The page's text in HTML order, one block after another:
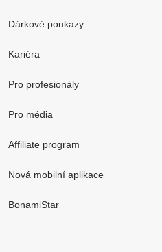
Dárkové poukazy
Kariéra
Pro profesionály
Pro média
Affiliate program
Nová mobilní aplikace
BonamiStar